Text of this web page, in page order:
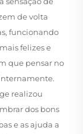
de volta
funcionando
felizes e
que pensar no
realizou
dos bons
e as ajuda a